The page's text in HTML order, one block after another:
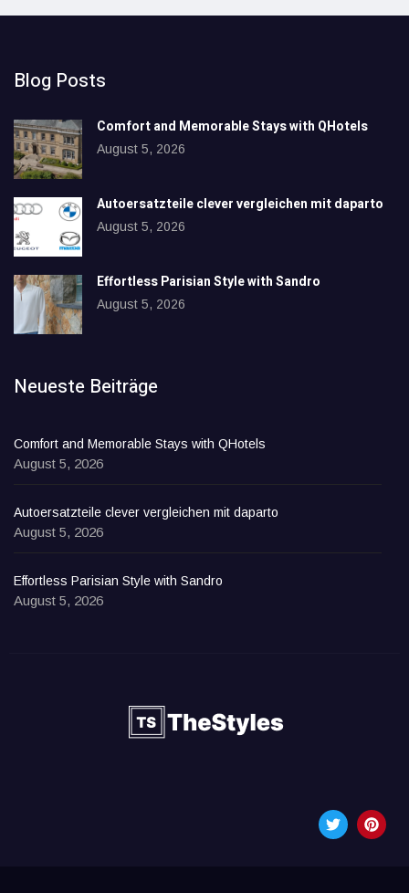
Blog Posts
Comfort and Memorable Stays with QHotels
August 5, 2026
Autoersatzteile clever vergleichen mit daparto
August 5, 2026
Effortless Parisian Style with Sandro
August 5, 2026
Neueste Beiträge
Comfort and Memorable Stays with QHotels
August 5, 2026
Autoersatzteile clever vergleichen mit daparto
August 5, 2026
Effortless Parisian Style with Sandro
August 5, 2026